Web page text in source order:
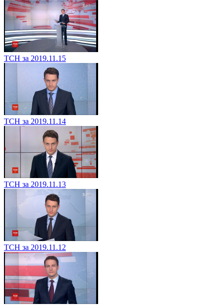
ТСН за 2019.11.15
ТСН за 2019.11.14
ТСН за 2019.11.13
ТСН за 2019.11.12